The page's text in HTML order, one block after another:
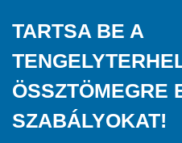
TARTSA BE A
ÖSSZTÖMEGRE
SZABÁLYOKAT!